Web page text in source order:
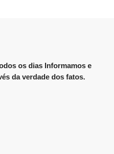
da verdade dos fatos.